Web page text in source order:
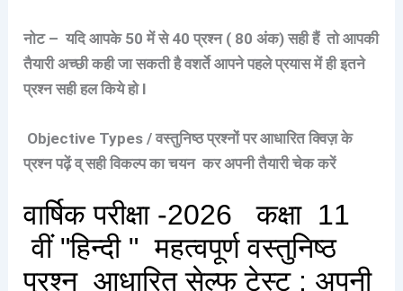
नोट – यदि आपके 50 में से 40 प्रश्न ( 80 अंक) सही हैं तो आपकी
तैयारी अच्छी कही जा सकती है वशर्ते आपने पहले प्रयास में ही इतने
प्रश्न सही हल किये हो I
Objective Types / वस्तुनिष्ठ प्रश्नों पर आधारित क्विज़ के
प्रश्न पढ़ें व् सही विकल्प का चयन कर अपनी तैयारी चेक करें